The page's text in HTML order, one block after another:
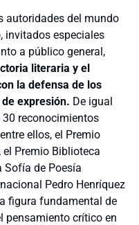
autoridades del mundo
invitados especiales
a público general,
literaria y el
la defensa de los
expresión. De igual
reconocimientos
ellos, el Premio
el Premio Biblioteca
Sofía de Poesía
Pedro Henríquez
figura fundamental de
pensamiento crítico en